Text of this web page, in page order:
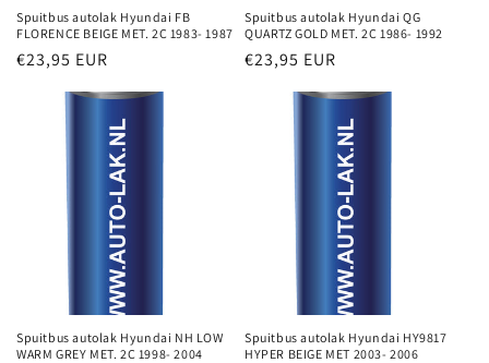
Spuitbus autolak Hyundai FB
FLORENCE BEIGE MET. 2C 1983- 1987
Normale
€23,95 EUR
Spuitbus autolak Hyundai QG
QUARTZ GOLD MET. 2C 1986- 1992
Normale
€23,95 EUR
Spuitbus autolak Hyundai NH LOW
WARM GREY MET. 2C 1998- 2004
Spuitbus autolak Hyundai HY9817
HYPER BEIGE MET 2003- 2006